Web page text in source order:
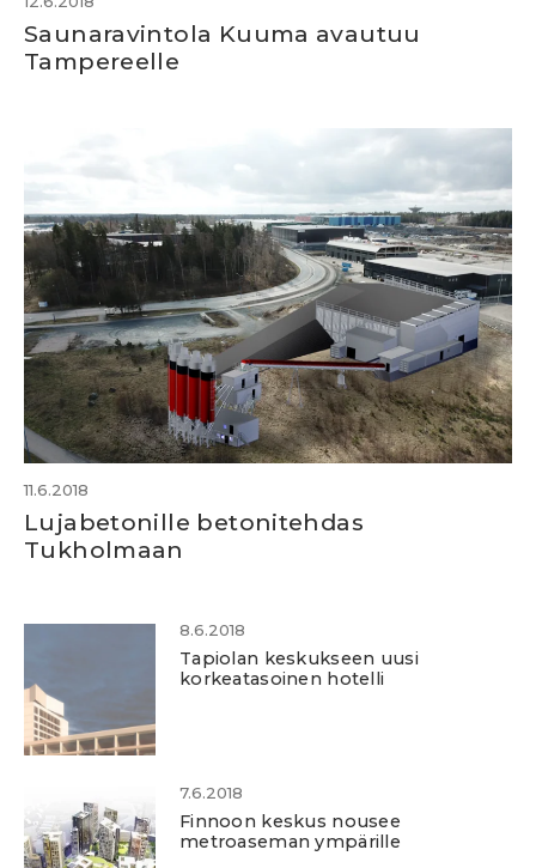
Saunaravintola Kuuma avautuu
Tampereelle
11.6.2018
Lujabetonille betonitehdas
Tukholmaan
8.6.2018
Tapiolan keskukseen uusi
korkeatasoinen hotelli
7.6.2018
Finnoon keskus nousee
metroaseman ympärille